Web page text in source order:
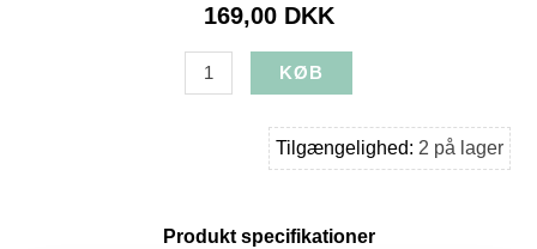
169,00 DKK
Tilgængelighed: 2 på lager
Produkt specifikationer